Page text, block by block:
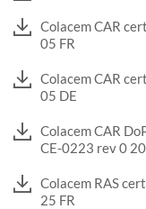
Colacem CAR
05 FR
Colacem CAR
05 DE
Colacem CAR
CE-0223 rev 0
Colacem RAS
25 FR